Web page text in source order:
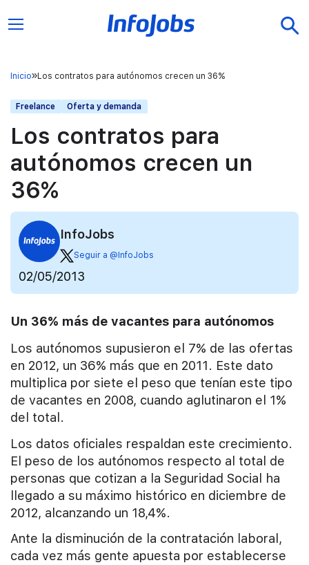
Inicio Los contratos para autónomos crecen un 36%
Freelance Oferta y demanda
Los contratos para
autónomos crecen un
36%
InfoJobs
Seguir a @InfoJobs
02/05/2013
Un 36% más de vacantes para autónomos
Los autónomos supusieron el 7% de las ofertas
en 2012, un 36% más que en 2011. Este dato
multiplica por siete el peso que tenían este tipo
de vacantes en 2008, cuando aglutinaron el 1%
del total.
Los datos oficiales respaldan este crecimiento.
El peso de los autónomos respecto al total de
personas que cotizan a la Seguridad Social ha
llegado a su máximo histórico en diciembre de
2012, alcanzando un 18,4%.
Ante la disminución de la contratación laboral,
cada vez más gente apuesta por establecerse